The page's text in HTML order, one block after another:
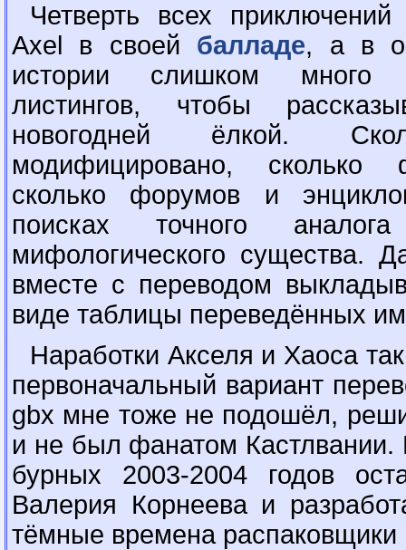
Четверть всех
Axel в своей балладе, а в
истории слишком много
листингов, чтобы
новогодней ёлкой.
модифицировано, сколько
сколько форумов и
поисках точного
мифологического существа.
вместе с переводом
виде таблицы переведённых
Наработки Акселя и Хаоса
первоначальный вариант
gbx мне тоже не подошёл,
и не был фанатом Кастлвании.
бурных 2003-2004 годов
Валерия Корнеева и
тёмные времена распаковщики